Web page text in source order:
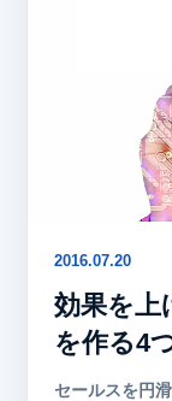
2016.07.20
効果を上
を作る4
セールスを円